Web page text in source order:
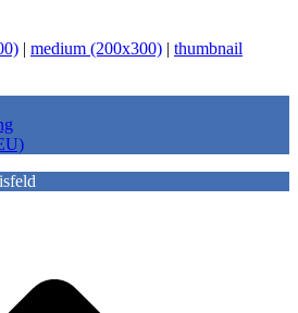
| medium (200x300) | thumbnail